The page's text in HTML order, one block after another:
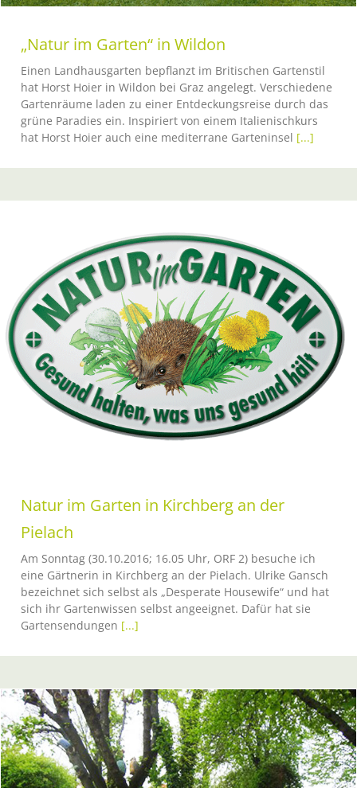
„Natur im Garten“ in Wildon
Einen Landhausgarten bepflanzt im Britischen Gartenstil
hat Horst Hoier in Wildon bei Graz angelegt. Verschiedene
Gartenräume laden zu einer Entdeckungsreise durch das
grüne Paradies ein. Inspiriert von einem Italienischkurs
hat Horst Hoier auch eine mediterrane Garteninsel [...]
Natur im Garten in Kirchberg an der
Pielach
Am Sonntag (30.10.2016; 16.05 Uhr, ORF 2) besuche ich
eine Gärtnerin in Kirchberg an der Pielach. Ulrike Gansch
bezeichnet sich selbst als „Desperate Housewife“ und hat
sich ihr Gartenwissen selbst angeeignet. Dafür hat sie
Gartensendungen [...]